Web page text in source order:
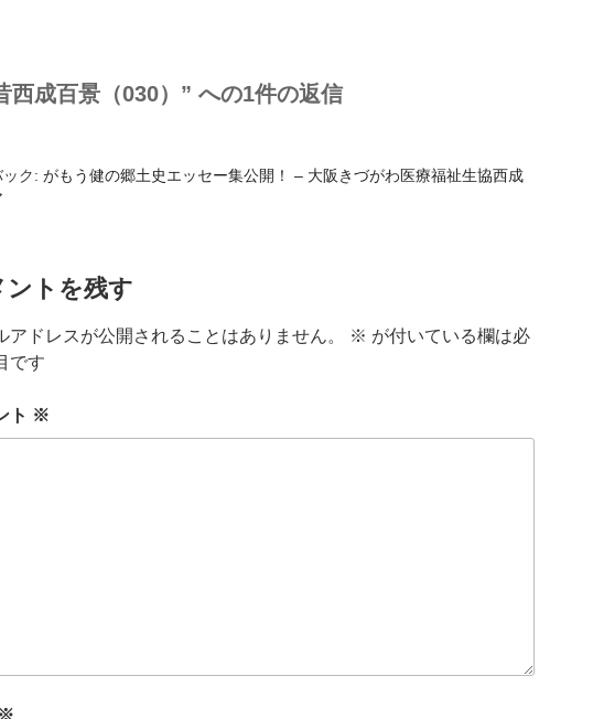
西成百景（030）” への1件の返信
ック: がもう健の郷土史エッセー集公開！ – 大阪きづがわ医療福祉生協西成
ントを残す
アドレスが公開されることはありません。 ※ が付いている欄は必
です
ト ※